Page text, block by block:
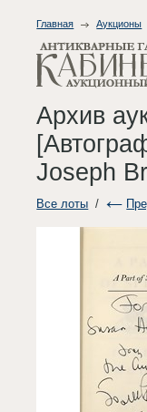
Главная Аукционы
Архив
Joseph
Все лоты /